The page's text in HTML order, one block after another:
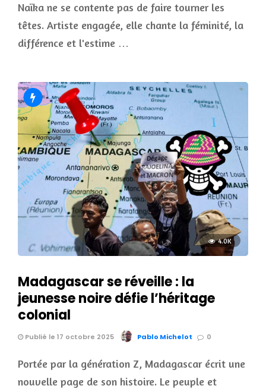
Naïka ne se contente pas de faire tourner les
têtes. Artiste engagée, elle chante la féminité, la
différence et l'estime …
4.0K
Madagascar se réveille : la
jeunesse noire défie l’héritage
colonial
Publié le 17 octobre 2025 Pablo Michelot 0
Portée par la génération Z, Madagascar écrit une
nouvelle page de son histoire. Le peuple et